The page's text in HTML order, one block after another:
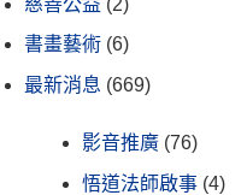
書畫藝術 (6)
最新消息 (669)
影音推廣 (76)
悟道法師啟事 (4)